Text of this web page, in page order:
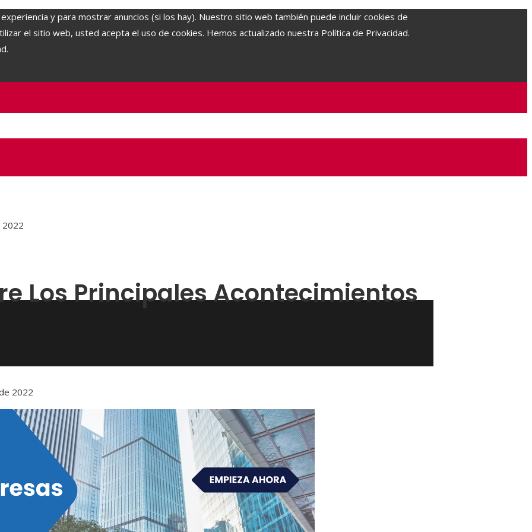
y para mostrar anuncios (si los hay). Nuestro sitio web también puede incluir cookies de
el sitio web, usted acepta el uso de cookies. Hemos actualizado nuestra Política de Privacidad.
2022
Los Principales Acontecimientos